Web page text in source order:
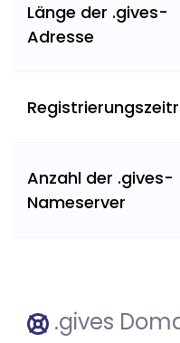
Länge der .gives-
Adresse
Anzahl der .gives-
Nameserver
.gives